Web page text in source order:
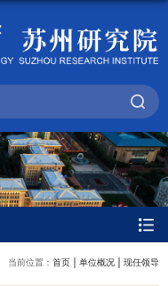
当前位置： 首页 单位概况 现任领导